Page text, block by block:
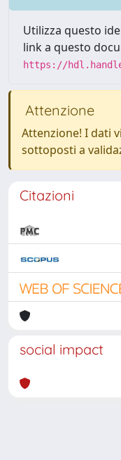
Utilizza questo
link a questo
https://
Attenzione
Attenzione! I dati
sottoposti a
Citazioni
social impact